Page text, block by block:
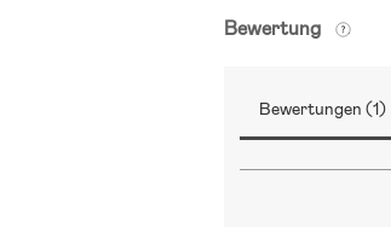
Bewertung
Bewertungen (1)